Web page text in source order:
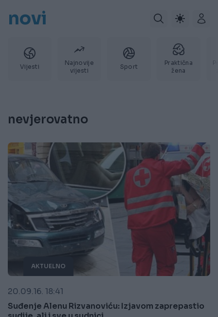
novi
Vijesti
Najnovije
vijesti
Sport
Praktična
žena
nevjerovatno
AKTUELNO
20.09.16. 18:41
Suđenje Alenu Rizvanoviću: Izjavom zaprepastio